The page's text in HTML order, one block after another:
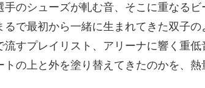
手のシューズが軋む音、そこに重なる
るで最初から一緒に生まれてきた双子
流すプレイリスト、アリーナに響く重
の上と外を塗り替えてきたのかを、熱